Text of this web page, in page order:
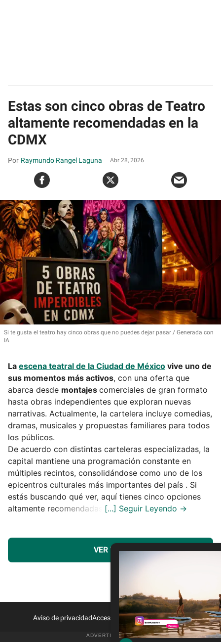
Estas son cinco obras de Teatro
altamente recomendadas en la
CDMX
Raymundo Rangel Laguna Abr 28, 2026
Si te gusta el teatro hay cinco obras que no puedes dejar pasar
Generada con
IA
La escena teatral de la Ciudad de México vive uno de
sus momentos más activos, con una oferta que
abarca desde montajes comerciales de gran formato
hasta obras independientes que exploran nuevas
narrativas. Actualmente, la cartelera incluye comedias,
dramas, musicales y propuestas familiares para todos
los públicos.
De acuerdo con distintas carteleras especializadas, la
capital mantiene una programación constante en
múltiples recintos, consolidándose como uno de los
epicentros culturales más importantes del país . Si
estás buscando qué ver, aquí tienes cinco opciones
altamente recomendadas.
VER MÁS
Aviso de privacidadAcceso a ProveedoresContacto